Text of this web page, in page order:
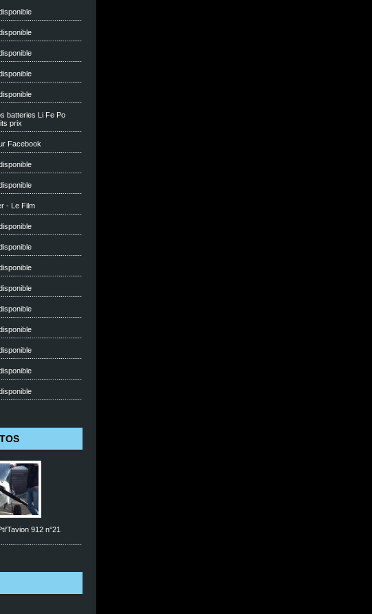
batteries Li Fe Po
prix
Facebook
- Le Film
912 n°21